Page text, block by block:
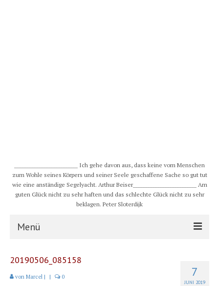
__________________________ Ich gehe davon aus, dass keine vom Menschen
zum Wohle seines Körpers und seiner Seele geschaffene Sache so gut tut
wie eine anständige Segelyacht. Arthur Beiser__________________________ Am
guten Glück nicht zu sehr haften und das schlechte Glück nicht zu sehr
beklagen. Peter Sloterdijk
Menü
Schiff 7
JUNI 2019
20190506_085158
von Marcel | | 0